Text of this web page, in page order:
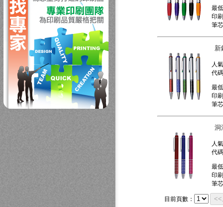
最
印
筆
新
人
代
最
印
筆
洞
人
代
最
印
筆
目前頁數： <<